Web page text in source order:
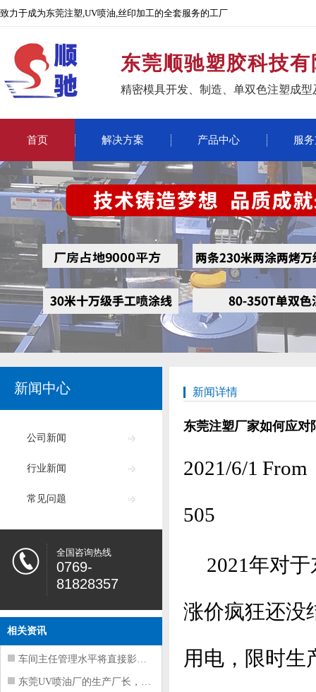
致力于成为东莞注塑,UV喷油,丝印加工的全套服务的工厂
东莞顺驰塑胶科技
精密模具开发、制造、单双色注塑成
首页 解决方案 产品中心 服
新闻中心
公司新闻
行业新闻
常见问题
全国咨询热线
0769-
81828357
相关资讯
车间主任管理水平将直接影响东莞注塑件
东莞UV喷油厂的生产厂长，到底在给工
新闻详情
东莞注塑厂家如何应对
2021/6/1
505
2021年对于
涨价疯狂还没
用电，限时生